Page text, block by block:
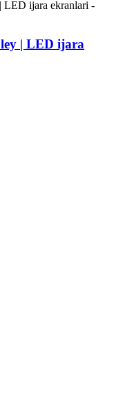
| LED ijara